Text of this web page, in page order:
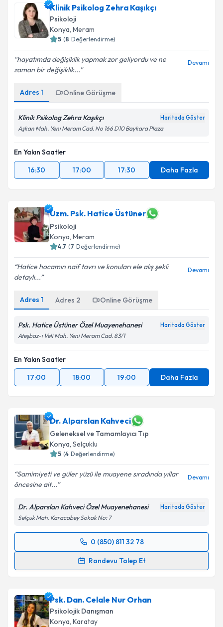
Klinik Psikolog Zehra Kaşıkçı
Psikoloji
Konya, Meram
5 (8 Değerlendirme)
hayatımda değişiklik yapmak zor geliyordu ve ne
zaman bir değişiklik...
Devamı
Adres 1 Online Görüşme
Klinik Psikolog Zehra Kaşıkçı Haritada Göster
Aşkan Mah. Yenı Meram Cad. No 166 D10 Baykara Plaza
En Yakın Saatler
16:30
17:00 17:30 Daha Fazla
Uzm. Psk. Hatice Üstüner
Psikoloji
Konya, Meram
4.7 (7 Değerlendirme)
Hatice hocamın naif tavrı ve konuları ele alış şekli
detaylı...
Devamı
Adres 1 Adres 2 Online Görüşme
Psk. Hatice Üstüner Özel Muayenehanesi Haritada Göster
Ateşbaz-ı Veli Mah. Yeni Meram Cad. 83/1
En Yakın Saatler
17:00
18:00 19:00 Daha Fazla
Dr. Alparslan Kahveci
Geleneksel ve Tamamlayıcı Tıp
Konya, Selçuklu
5 (4 Değerlendirme)
Samimiyeti ve güler yüzü ile muayene sıradında yıllar
öncesine ait...
Devamı
Dr. Alparslan Kahveci Özel Muayenehanesi Haritada Göster
Selçuk Mah. Karacabey Sokak No: 7
0 (850) 811 32 78
Randevu Talep Et
Randevu Takvimi Talebi
takvim hazırlandığında e-posta ile bilgilendireceğiz.
E-posta Adresiniz
Psk. Dan. Celale Nur Orhan
Psikolojik Danışman
Konya, Karatay